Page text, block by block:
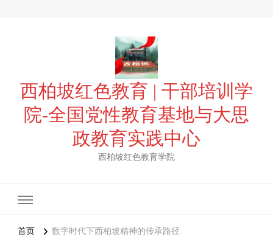
西柏坡红色教育 | 干部培训学
院-全国党性教育基地与大思
政教育实践中心
西柏坡红色教育学院
首页 数字时代下西柏坡精神的传承路径